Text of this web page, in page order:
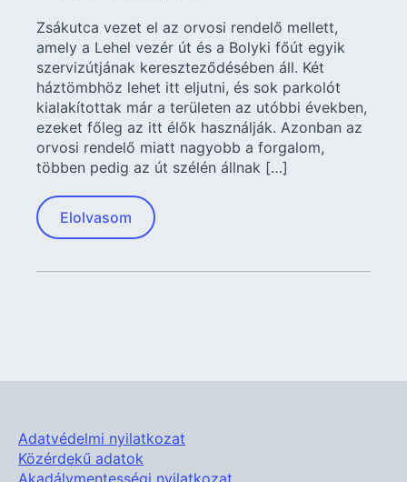
Zsákutca vezet el az orvosi rendelő mellett,
amely a Lehel vezér út és a Bolyki főút egyik
szervizútjának kereszteződésében áll. Két
háztömbhöz lehet itt eljutni, és sok parkolót
kialakítottak már a területen az utóbbi években,
ezeket főleg az itt élők használják. Azonban az
orvosi rendelő miatt nagyobb a forgalom,
többen pedig az út szélén állnak […]
Elolvasom
Adatvédelmi nyilatkozat
Közérdekű adatok